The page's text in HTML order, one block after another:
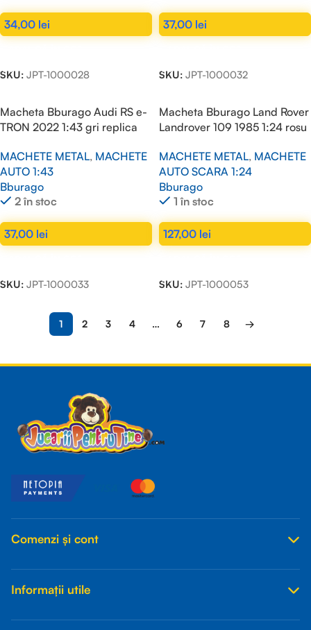
34,00 lei
SKU: JPT-1000028
37,00 lei
SKU: JPT-1000032
Macheta Bburago Audi RS e-
TRON 2022 1:43 gri replica
MACHETE METAL, MACHETE
AUTO 1:43
Bburago
2 în stoc
37,00 lei
SKU: JPT-1000033
Macheta Bburago Land Rover
Landrover 109 1985 1:24 rosu
MACHETE METAL, MACHETE
AUTO SCARA 1:24
Bburago
1 în stoc
127,00 lei
SKU: JPT-1000053
1 2 3 4 … 6 7 8 →
Comenzi și cont
Informații utile